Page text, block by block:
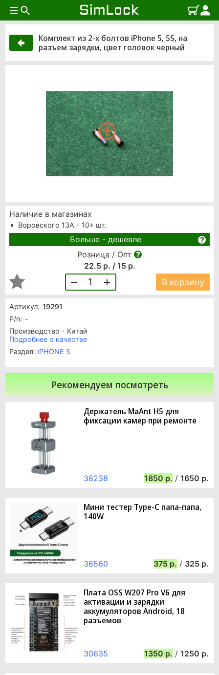
Комплект из 2-х болтов iPhone 5, 5S, на
разъем зарядки, цвет головок черный
Артикул: 19291
P/n: -
Производство - Китай
Подробнее о качестве
Раздел: IPHONE 5
Наличие в магазинах
Воровского 13А - 10+ шт.
Больше - дешевле
Розница / Опт
22.5 р. / 15 р.
1 В корзину
Рекомендуем посмотреть
Держатель MaAnt H5 для
фиксации камер при ремонте
38238 1850 / 1650
Мини тестер Type-C папа-папа,
140W
36560 375 / 325
Плата OSS W207 Pro V6 для
активации и зарядки
аккумуляторов Android, 18
разъемов
30635 1350 / 1250